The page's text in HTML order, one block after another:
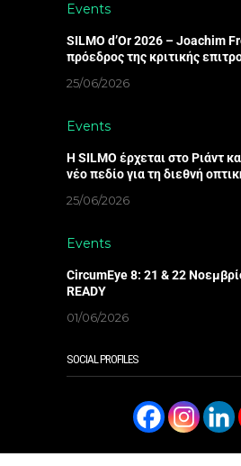
Events
SILMO d’Or 2026 – Joachim
πρόεδρος της κριτικής
25/06/2026
Events
Η SILMO έρχεται στο Ριάντ
νέο πεδίο για τη διεθνή
25/06/2026
Events
CircumEye 8: 21 & 22
READY
01/06/2026
SOCIAL PROFILES